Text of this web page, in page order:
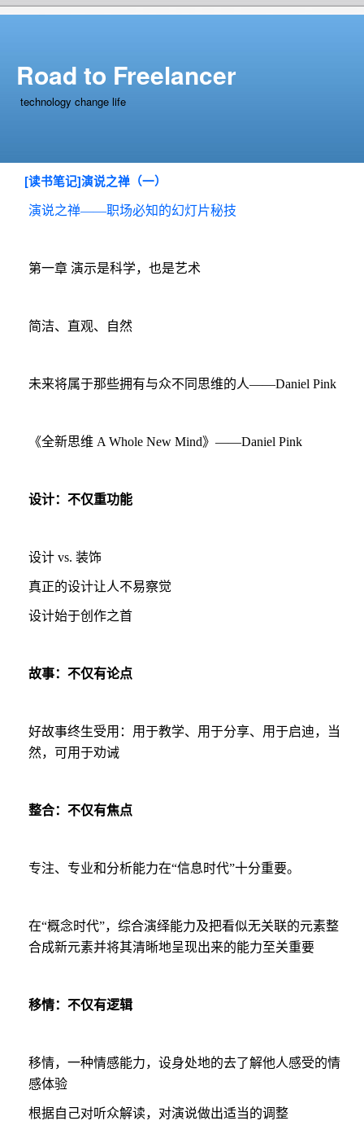
Road to Freelancer
technology change life
[读书笔记]演说之禅（一）
演说之禅——职场必知的幻灯片秘技
第一章 演示是科学，也是艺术
简洁、直观、自然
未来将属于那些拥有与众不同思维的人——Daniel Pink
《全新思维 A Whole New Mind》——Daniel Pink
设计：不仅重功能
设计 vs. 装饰
真正的设计让人不易察觉
设计始于创作之首
故事：不仅有论点
好故事终生受用：用于教学、用于分享、用于启迪，当
然，可用于劝诫
整合：不仅有焦点
专注、专业和分析能力在“信息时代”十分重要。
在“概念时代”，综合演绎能力及把看似无关联的元素整
合成新元素并将其清晰地呈现出来的能力至关重要
移情：不仅有逻辑
移情，一种情感能力，设身处地的去了解他人感受的情
感体验
根据自己对听众解读，对演说做出适当的调整